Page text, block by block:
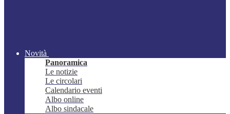
Novità
Panoramica
Le notizie
Le circolari
Calendario eventi
Albo online
Albo sindacale